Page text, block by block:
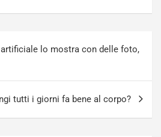
lo mostra con delle foto,
tutti i giorni fa bene al corpo?